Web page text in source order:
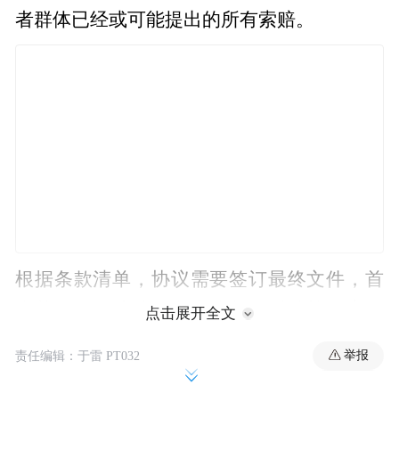
者群体已经或可能提出的所有索赔。
根据条款清单，协议需要签订最终文件，首
先获得开曼法院（负责监督临时清算程序）
准。条款清单规定，美国集体诉讼的和解金
点击展开全文
责任编辑：于雷 PT032 举报